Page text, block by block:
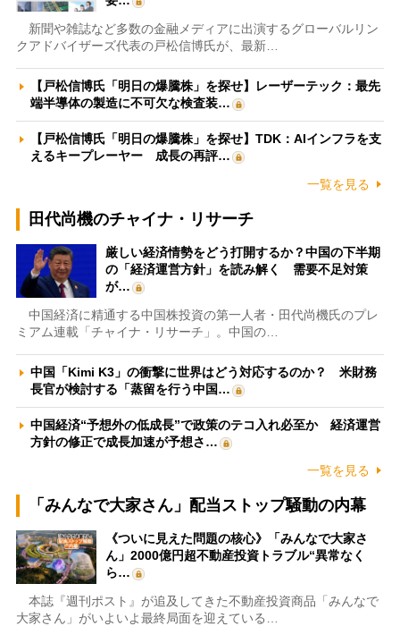
新聞や雑誌など多数の金融メディアに出演するグローバルリン
クアドバイザーズ代表の戸松信博氏が、最新…
【戸松信博氏「明日の爆騰株」を探せ】レーザーテック：最先
端半導体の製造に不可欠な検査装…
【戸松信博氏「明日の爆騰株」を探せ】TDK：AIインフラを支
えるキープレーヤー 成長の再評…
一覧を見る
田代尚機のチャイナ・リサーチ
厳しい経済情勢をどう打開するか？中国の下半期
の「経済運営方針」を読み解く 需要不足対策
が…
中国経済に精通する中国株投資の第一人者・田代尚機氏のプレ
ミアム連載「チャイナ・リサーチ」。中国の…
中国「Kimi K3」の衝撃に世界はどう対応するのか？ 米財務
長官が検討する「蒸留を行う中国…
中国経済“予想外の低成長”で政策のテコ入れ必至か 経済運営
方針の修正で成長加速が予想さ…
一覧を見る
「みんなで大家さん」配当ストップ騒動の内幕
《ついに見えた問題の核心》「みんなで大家さ
ん」2000億円超不動産投資トラブル“異常なく
ら…
本誌『週刊ポスト』が追及してきた不動産投資商品「みんなで
大家さん」がいよいよ最終局面を迎えている…